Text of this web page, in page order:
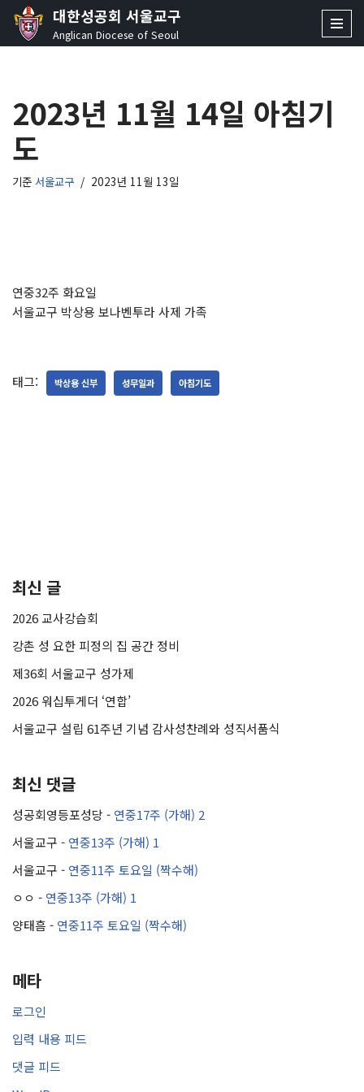
콘
로
건
너
뛰
기
대한성공회 서울교구
Anglican Diocese of Seoul
2023년 11월 14일 아침기
도
기준 서울교구 2023년 11월 13일
연중32주 화요일
서울교구 박상용 보나벤투라 사제 가족
태그: 박상용 신부 성무일과 아침기도
최신 글
2026 교사강습회
강촌 성 요한 피정의 집 공간 정비
제36회 서울교구 성가제
2026 워십투게더 ‘연합’
서울교구 설립 61주년 기념 감사성찬례와 성직서품식
최신 댓글
성공회영등포성당 - 연중17주 (가해) 2
서울교구 - 연중13주 (가해) 1
서울교구 - 연중11주 토요일 (짝수해)
ㅇㅇ - 연중13주 (가해) 1
양태흠 - 연중11주 토요일 (짝수해)
메타
로그인
입력 내용 피드
댓글 피드